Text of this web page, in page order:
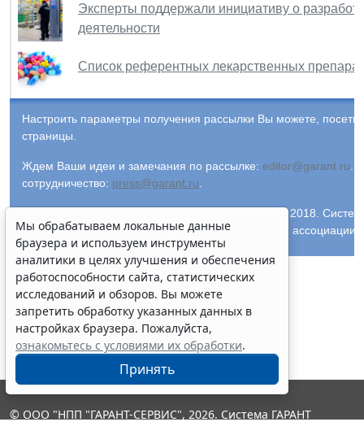
Эксперты поддержали инициативу о
деятельности
Список референтных лекарственных
Настроить параметры получения рассылки Вы можете,
страницы.
Ждем Ваши идеи и замечания по рассылке: editor@garant.ru
сотрудничество: press@garant.ru
© ООО "НПП "ГАРАНТ-СЕРВИС-УНИВЕРСИТЕТ", 2018. Система
и ее партнеры являются участниками Российской
Мы обрабатываем локальные данные
браузера и используем инструменты
аналитики в целях улучшения и обеспечения
работоспособности сайта, статистических
исследований и обзоров. Вы можете
запретить обработку указанных данных в
настройках браузера. Пожалуйста,
ознакомьтесь с условиями их обработки.
Принять
© ООО "НПП "ГАРАНТ-СЕРВИС", 2026. Система ГАРАНТ